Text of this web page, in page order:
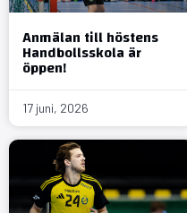
Anmälan till höstens
Handbollsskola är
öppen!
17 juni, 2026